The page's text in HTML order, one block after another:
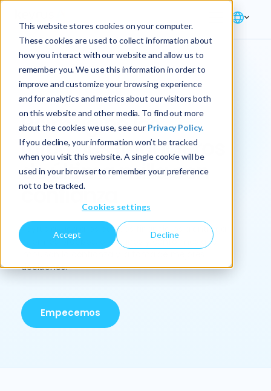
This website stores cookies on your computer.
These cookies are used to collect information about
how you interact with our website and allow us to
remember you. We use this information in order to
improve and customize your browsing experience
and for analytics and metrics about our visitors both
on this website and other media. To find out more
about the cookies we use, see our Privacy Policy.
If you decline, your information won’t be tracked
when you visit this website. A single cookie will be
used in your browser to remember your preference
not to be tracked.
Cookies settings
Accept Decline
Solución → Finanzas → Informes
Reimagine los
informes financieros
de última milla con
confianza
Keyrus ayuda a los equipos financieros a entregar
informes precisos, oportunos y conformes que
decisiones.
Empecemos